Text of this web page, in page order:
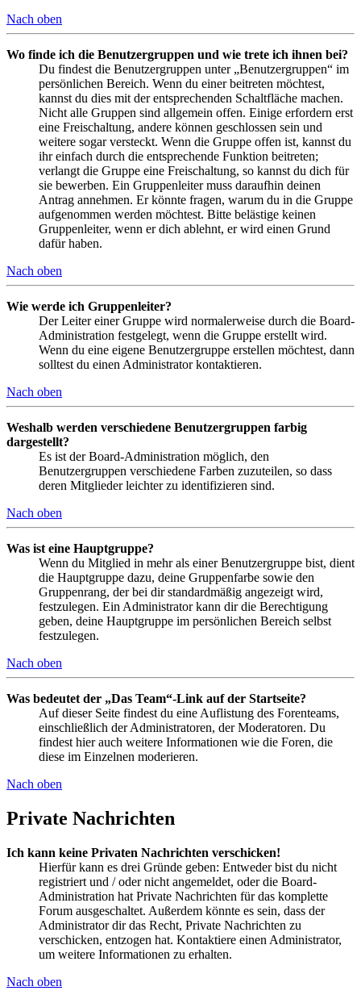
Nach oben
Wo finde ich die Benutzergruppen und wie trete ich ihnen bei?
Du findest die Benutzergruppen unter „Benutzergruppen“ im
persönlichen Bereich. Wenn du einer beitreten möchtest,
kannst du dies mit der entsprechenden Schaltfläche machen.
Nicht alle Gruppen sind allgemein offen. Einige erfordern erst
eine Freischaltung, andere können geschlossen sein und
weitere sogar versteckt. Wenn die Gruppe offen ist, kannst du
ihr einfach durch die entsprechende Funktion beitreten;
verlangt die Gruppe eine Freischaltung, so kannst du dich für
sie bewerben. Ein Gruppenleiter muss daraufhin deinen
Antrag annehmen. Er könnte fragen, warum du in die Gruppe
aufgenommen werden möchtest. Bitte belästige keinen
Gruppenleiter, wenn er dich ablehnt, er wird einen Grund
dafür haben.
Nach oben
Wie werde ich Gruppenleiter?
Der Leiter einer Gruppe wird normalerweise durch die Board-
Administration festgelegt, wenn die Gruppe erstellt wird.
Wenn du eine eigene Benutzergruppe erstellen möchtest, dann
solltest du einen Administrator kontaktieren.
Nach oben
Weshalb werden verschiedene Benutzergruppen farbig
dargestellt?
Es ist der Board-Administration möglich, den
Benutzergruppen verschiedene Farben zuzuteilen, so dass
deren Mitglieder leichter zu identifizieren sind.
Nach oben
Was ist eine Hauptgruppe?
Wenn du Mitglied in mehr als einer Benutzergruppe bist, dient
die Hauptgruppe dazu, deine Gruppenfarbe sowie den
Gruppenrang, der bei dir standardmäßig angezeigt wird,
festzulegen. Ein Administrator kann dir die Berechtigung
geben, deine Hauptgruppe im persönlichen Bereich selbst
festzulegen.
Nach oben
Was bedeutet der „Das Team“-Link auf der Startseite?
Auf dieser Seite findest du eine Auflistung des Forenteams,
einschließlich der Administratoren, der Moderatoren. Du
findest hier auch weitere Informationen wie die Foren, die
diese im Einzelnen moderieren.
Nach oben
Private Nachrichten
Ich kann keine Privaten Nachrichten verschicken!
Hierfür kann es drei Gründe geben: Entweder bist du nicht
registriert und / oder nicht angemeldet, oder die Board-
Administration hat Private Nachrichten für das komplette
Forum ausgeschaltet. Außerdem könnte es sein, dass der
Administrator dir das Recht, Private Nachrichten zu
verschicken, entzogen hat. Kontaktiere einen Administrator,
um weitere Informationen zu erhalten.
Nach oben